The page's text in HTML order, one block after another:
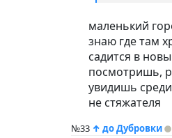
маленький
знаю где там
садится в
посмотришь,
увидишь
не стяжателя
№33 ↑ до Дубровки